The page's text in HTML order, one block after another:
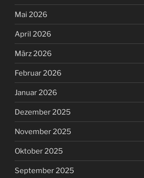
Mai 2026
April 2026
März 2026
Februar 2026
Januar 2026
Dezember 2025
November 2025
Oktober 2025
September 2025